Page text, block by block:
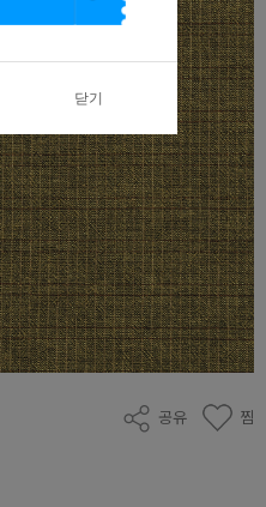
공유 찜
닫기